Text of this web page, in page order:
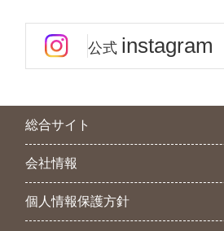
公式 instagram
総合サイト
会社情報
個人情報保護方針